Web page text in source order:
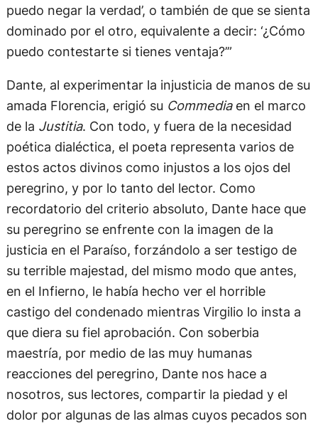
puedo negar la verdad’, o también de que se sienta
dominado por el otro, equivalente a decir: ‘¿Cómo
puedo contestarte si tienes ventaja?’”
Dante, al experimentar la injusticia de manos de su
amada Florencia, erigió su Commediaen el marco
de la Justitia. Con todo, y fuera de la necesidad
poética dialéctica, el poeta representa varios de
estos actos divinos como injustos a los ojos del
peregrino, y por lo tanto del lector. Como
recordatorio del criterio absoluto, Dante hace que
su peregrino se enfrente con la imagen de la
justicia en el Paraíso, forzándolo a ser testigo de
su terrible majestad, del mismo modo que antes,
en el Infierno, le había hecho ver el horrible
castigo del condenado mientras Virgilio lo insta a
que diera su fiel aprobación. Con soberbia
maestría, por medio de las muy humanas
reacciones del peregrino, Dante nos hace a
nosotros, sus lectores, compartir la piedad y el
dolor por algunas de las almas cuyos pecados son